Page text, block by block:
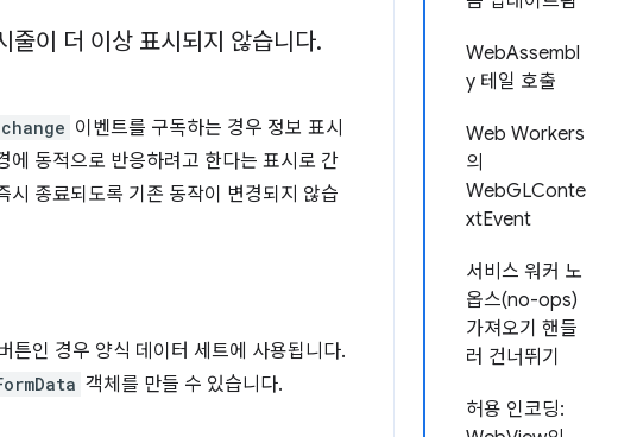
WebAssembl
y 테일 호출
Web Workers
의
WebGLConte
xtEvent
서비스 워커 노
옵스(no-ops)
가져오기 핸들
러 건너뛰기
허용 인코딩:
줄이 더 이상 표시되지 않습니다.
이벤트를 구독하는 경우 정보 표시
에 동적으로 반응하려고 한다는 표시로 간
종료되도록 기존 동작이 변경되지 않습
튼인 경우 양식 데이터 세트에 사용됩니다.
객체를 만들 수 있습니다.